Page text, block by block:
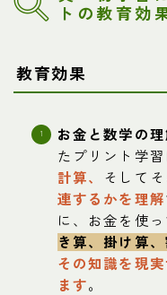
トの教育効
教育効果
お金と数学の
たプリント学
計算、 そして
連するかを理解
に、お金を使
き算、掛け算
その知識を現
ます。